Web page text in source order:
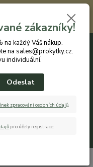
na každý nákup. Máte-li
Po jeho ověření
na registraci →
0ks
zákazníky!
každý Váš nákup.
na sales@prokytky.cz.
individuální.
Odeslat
zpracování osobních údajů.
pro účely registrace.